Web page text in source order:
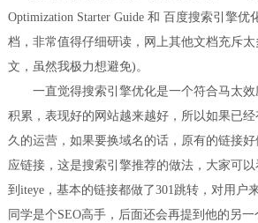
Optimization Starter Guide 和 百度搜索引擎优
档，非常值得仔细研读，网上其他文档充斥
文，虽然我极力想避免)。
一直觉得搜索引擎优化是一个符合马太效
积累，表现好的网站越来越好，所以如果已
久的运营，如果要换域名的话，原有的链接
应链接，这是搜索引擎推荐的做法，大家可以
到iteye，基本的链接都做了301跳转，对用户
同学是个SEO高手，后面还会再提到他的另一